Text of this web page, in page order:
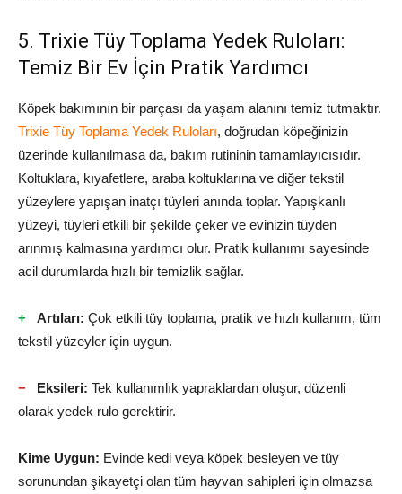
5. Trixie Tüy Toplama Yedek Ruloları:
Temiz Bir Ev İçin Pratik Yardımcı
Köpek bakımının bir parçası da yaşam alanını temiz tutmaktır.
Trixie Tüy Toplama Yedek Ruloları, doğrudan köpeğinizin
üzerinde kullanılmasa da, bakım rutininin tamamlayıcısıdır.
Koltuklara, kıyafetlere, araba koltuklarına ve diğer tekstil
yüzeylere yapışan inatçı tüyleri anında toplar. Yapışkanlı
yüzeyi, tüyleri etkili bir şekilde çeker ve evinizin tüyden
arınmış kalmasına yardımcı olur. Pratik kullanımı sayesinde
acil durumlarda hızlı bir temizlik sağlar.
Artıları: Çok etkili tüy toplama, pratik ve hızlı kullanım, tüm
tekstil yüzeyler için uygun.
Eksileri: Tek kullanımlık yapraklardan oluşur, düzenli
olarak yedek rulo gerektirir.
Kime Uygun: Evinde kedi veya köpek besleyen ve tüy
sorunundan şikayetçi olan tüm hayvan sahipleri için olmazsa